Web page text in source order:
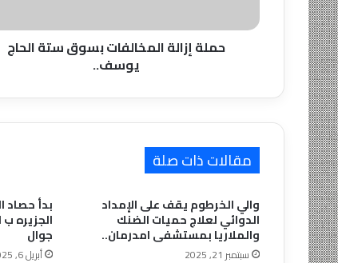
حملة إزالة المخالفات بسوق ستة الحاج
يوسف..
مقالات ذات صلة
والي الخرطوم يقف على الإمداد
الدوائي لعلاج حميات الضنك
والملاريا بمستشفى امدرمان..
سبتمبر 21, 2025
بدأ حصاد
جوال
أبريل 6, 2025